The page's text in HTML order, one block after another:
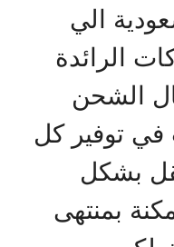
الي
الرائدة
الشحن
في توفير كل
بشكل
بمنتهى